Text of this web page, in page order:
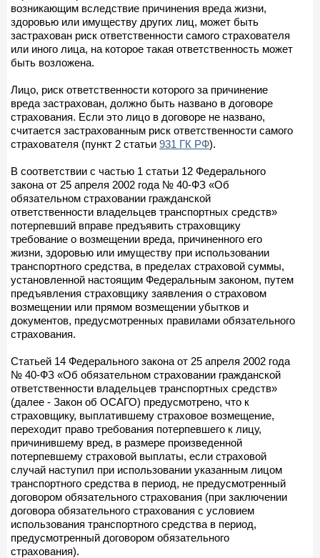
возникающим вследствие причинения вреда жизни,
здоровью или имуществу других лиц, может быть
застрахован риск ответственности самого страхователя
или иного лица, на которое такая ответственность может
быть возложена.
Лицо, риск ответственности которого за причинение
вреда застрахован, должно быть названо в договоре
страхования. Если это лицо в договоре не названо,
считается застрахованным риск ответственности самого
страхователя (пункт 2 статьи 931 ГК РФ).
В соответствии с частью 1 статьи 12 Федерального
закона от 25 апреля 2002 года № 40-ФЗ «Об
обязательном страховании гражданской
ответственности владельцев транспортных средств»
потерпевший вправе предъявить страховщику
требование о возмещении вреда, причиненного его
жизни, здоровью или имуществу при использовании
транспортного средства, в пределах страховой суммы,
установленной настоящим Федеральным законом, путем
предъявления страховщику заявления о страховом
возмещении или прямом возмещении убытков и
документов, предусмотренных правилами обязательного
страхования.
Статьей 14 Федерального закона от 25 апреля 2002 года
№ 40-ФЗ «Об обязательном страховании гражданской
ответственности владельцев транспортных средств»
(далее - Закон об ОСАГО) предусмотрено, что к
страховщику, выплатившему страховое возмещение,
переходит право требования потерпевшего к лицу,
причинившему вред, в размере произведенной
потерпевшему страховой выплаты, если страховой
случай наступил при использовании указанным лицом
транспортного средства в период, не предусмотренный
договором обязательного страхования (при заключении
договора обязательного страхования с условием
использования транспортного средства в период,
предусмотренный договором обязательного
страхования).